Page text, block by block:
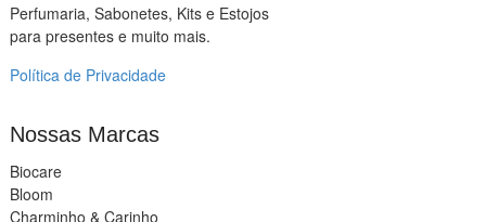
Perfumaria, Sabonetes, Kits e Estojos
para presentes e muito mais.
Política de Privacidade
Nossas Marcas
Biocare
Bloom
Charminho & Carinho